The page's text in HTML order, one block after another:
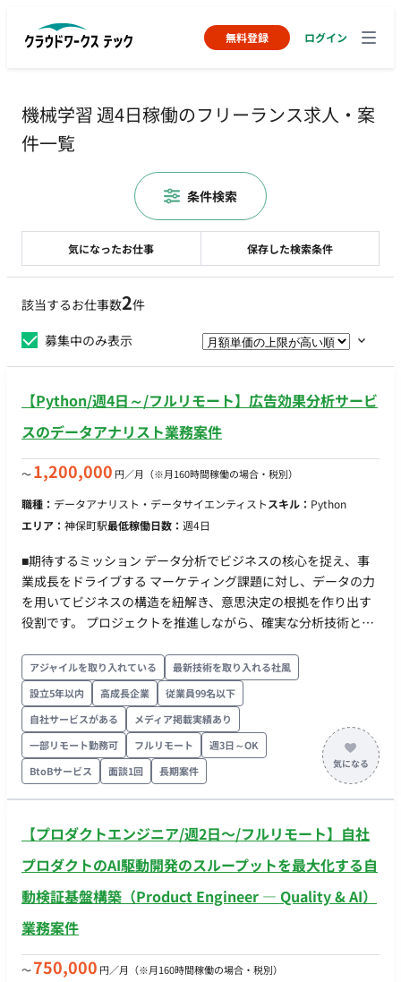
無料登録 ログイン
機械学習 週4日稼働のフリーランス求人・案
件一覧
該当するお仕事数2件
募集中のみ表示
【Python/週4日～/フルリモート】広告効果分析サービ
スのデータアナリスト業務案件
〜1,200,000 円／月 （※月160時間稼働の場合・税別）
職種： データアナリスト・データサイエンティストスキル： Python
エリア： 神保町駅最低稼働日数： 週4日
■期待するミッション データ分析でビジネスの核心を捉え、事
業成長をドライブする マーケティング課題に対し、データの力
を用いてビジネスの構造を紐解き、意思決定の根拠を作り出す
役割です。 プロジェクトを推進しながら、確実な分析技術とビ
ョナルとして活躍していただくことを期待しています。 ■担当
工程（業務範囲） 分析実務（データ抽出・加工、モデル実行、
集計）を正確に遂行することからスタートします。 徐々に担当
領域を広げ、顧客への報告や示唆出しなど、プロジェクトのメ
イン担当としての役割を担っていただきます。 ・分析設計に基
づいたデータ構築 ビジネス課題を解決するための分析アプロー
チを理解し、必要なデータの定義・抽出・加工を自律的に行う
単にツールを操作するだけでなく、仮説に基づいたMMM（マー
実行し、試行錯誤を通じて精度の高いモデルを作り上げる。 ・
分析品質への責任（Quality & Logic Assurance） 数値的なミス
がないことはもちろん、分析結果がビジネスの現実に即してい
るか、論理的な整合性が取れているかまでを含めた品質担保 ビ
ジネスインサイトの導出と提言 ・ストーリーテリングと資料作
成 分析結果を単なる「数値の報告」で終わらせず、クライアン
アジャイルを取り入れている
最新技術を取り入れる社風
設立5年以内
高成長企業
従業員99名以下
自社サービスがある
メディア掲載実績あり
一部リモート勤務可
フルリモート
週3日～OK
BtoBサービス
面談1回 長期案件
【プロダクトエンジニア/週2日〜/フルリモート】自社
プロダクトのAI駆動開発のスループットを最大化する自
動検証基盤構築（Product Engineer — Quality & AI）
業務案件
〜750,000 円／月 （※月160時間稼働の場合・税別）
気になったお仕事 保存した検索条件
条件検索